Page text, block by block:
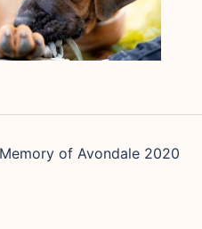
of Avondale 2020